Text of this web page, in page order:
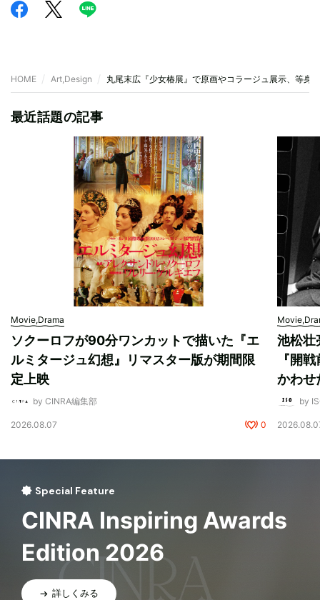
HOME Art,Design 丸尾末広『少女椿展』で原画やコラージュ展示、等身
最近話題の記事
Movie,Drama
ソクーロフが90分ワンカットで描いた『エ
ルミタージュ幻想』リマスター版が期間限
定上映
by CINRA編集部
2026.08.07 0
池松壮
『開
かわせ
by
Special Feature
CINRA Inspiring Awards
Edition 2026
詳しくみる